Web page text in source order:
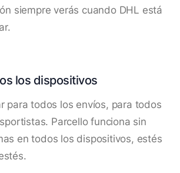
siempre verás cuando DHL está
los dispositivos
para todos los envíos, para todos
Parcello funciona sin
en todos los dispositivos, estés